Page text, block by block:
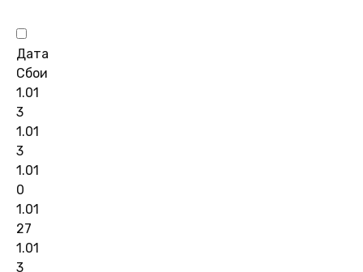
Дата
Сбои
1.01
3
1.01
3
1.01
0
1.01
27
1.01
3